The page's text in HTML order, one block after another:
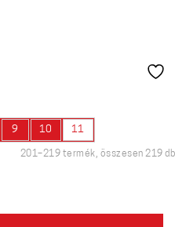
9 10 11
201–219 termék, összesen 219 db